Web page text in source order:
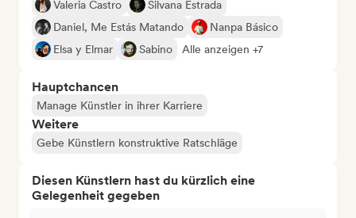
Valeria Castro
Silvana Estrada
Daniel, Me Estás Matando
Nanpa Básico
Elsa y Elmar
Sabino Alle anzeigen +7
Hauptchancen
Manage Künstler in ihrer Karriere
Weitere
Gebe Künstlern konstruktive Ratschläge
Diesen Künstlern hast du kürzlich eine
Gelegenheit gegeben